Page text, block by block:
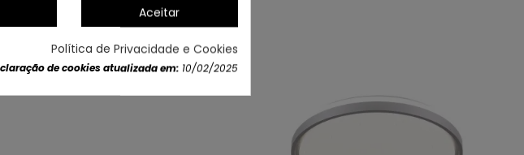
LED ACRÍLICO E METAL COR BLANCO,
NEGRO E ORO
Aceitar
Política de Privacidade e Cookies
de cookies atualizada em: 10/02/2025